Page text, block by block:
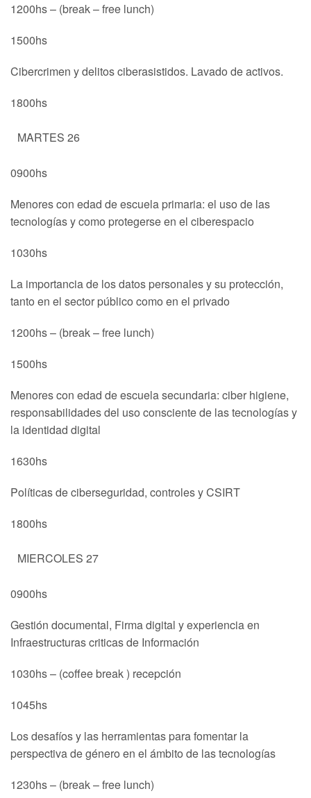
1200hs – (break – free lunch)
1500hs
Cibercrimen y delitos ciberasistidos. Lavado de activos.
1800hs
MARTES 26
0900hs
Menores con edad de escuela primaria: el uso de las
tecnologías y como protegerse en el ciberespacio
1030hs
La importancia de los datos personales y su protección,
tanto en el sector público como en el privado
1200hs – (break – free lunch)
1500hs
Menores con edad de escuela secundaria: ciber higiene,
responsabilidades del uso consciente de las tecnologías y
la identidad digital
1630hs
Políticas de ciberseguridad, controles y CSIRT
1800hs
MIERCOLES 27
0900hs
Gestión documental, Firma digital y experiencia en
Infraestructuras criticas de Información
1030hs – (coffee break ) recepción
1045hs
Los desafíos y las herramientas para fomentar la
perspectiva de género en el ámbito de las tecnologías
1230hs – (break – free lunch)